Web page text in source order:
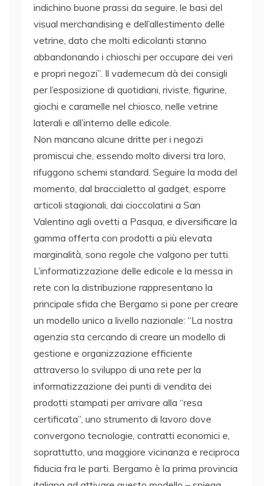
indichino buone prassi da seguire, le basi del
visual merchandising e dell’allestimento delle
vetrine, dato che molti edicolanti stanno
abbandonando i chioschi per occupare dei veri
e propri negozi”. Il vademecum dà dei consigli
per l’esposizione di quotidiani, riviste, figurine,
giochi e caramelle nel chiosco, nelle vetrine
laterali e all’interno delle edicole.
Non mancano alcune dritte per i negozi
promiscui che, essendo molto diversi tra loro,
rifuggono schemi standard. Seguire la moda del
momento, dal braccialetto al gadget, esporre
articoli stagionali, dai cioccolatini a San
Valentino agli ovetti a Pasqua, e diversificare la
gamma offerta con prodotti a più elevata
marginalità, sono regole che valgono per tutti.
L’informatizzazione delle edicole e la messa in
rete con la distribuzione rappresentano la
principale sfida che Bergamo si pone per creare
un modello unico a livello nazionale: “La nostra
agenzia sta cercando di creare un modello di
gestione e organizzazione efficiente
attraverso lo sviluppo di una rete per la
informatizzazione dei punti di vendita dei
prodotti stampati per arrivare alla “resa
certificata”, uno strumento di lavoro dove
convergono tecnologie, contratti economici e,
soprattutto, una maggiore vicinanza e reciproca
fiducia fra le parti. Bergamo è la prima provincia